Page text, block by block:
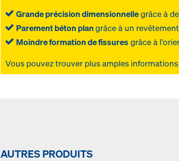
Grande précision dimensionnellegrâce à
Parement béton plangrâce à un
Moindre formation de fissures grâce à
Vous pouvez trouver plus amples
AUTRES PRODUITS